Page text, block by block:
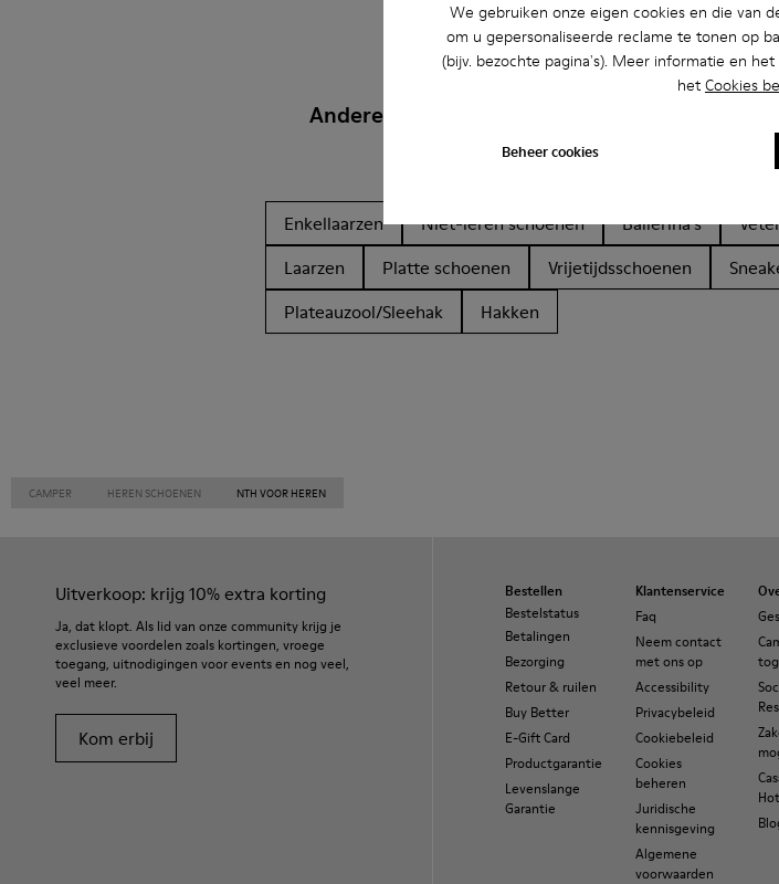
We gebruiken onze eigen cookies en die van
om u gepersonaliseerde reclame te tonen op
(bijv. bezochte pagina's). Meer informatie en
het Cookies
Beheer cookies
Andere Categorieën
Enkellaarzen Niet-leren schoenen Ballerina’s
Laarzen
Platte schoenen Vrijetijdsschoenen
Plateauzool/Sleehak
Hakken
CAMPER HEREN SCHOENEN NTH VOOR HEREN
Uitverkoop: krijg 10% extra korting
Ja, dat klopt. Als lid van onze community krijg je
exclusieve voordelen zoals kortingen, vroege
toegang, uitnodigingen voor events en nog veel,
veel meer.
Kom erbij
Bestellen
Bestelstatus
Betalingen
Bezorging
Retour & ruilen
Buy Better
E-Gift Card
Productgarantie
Levenslange
Garantie
Klantenservice
Faq
Neem contact
met ons op
Accessibility
Privacybeleid
Cookiebeleid
Cookies
beheren
Juridische
kennisgeving
Algemene
voorwaarden